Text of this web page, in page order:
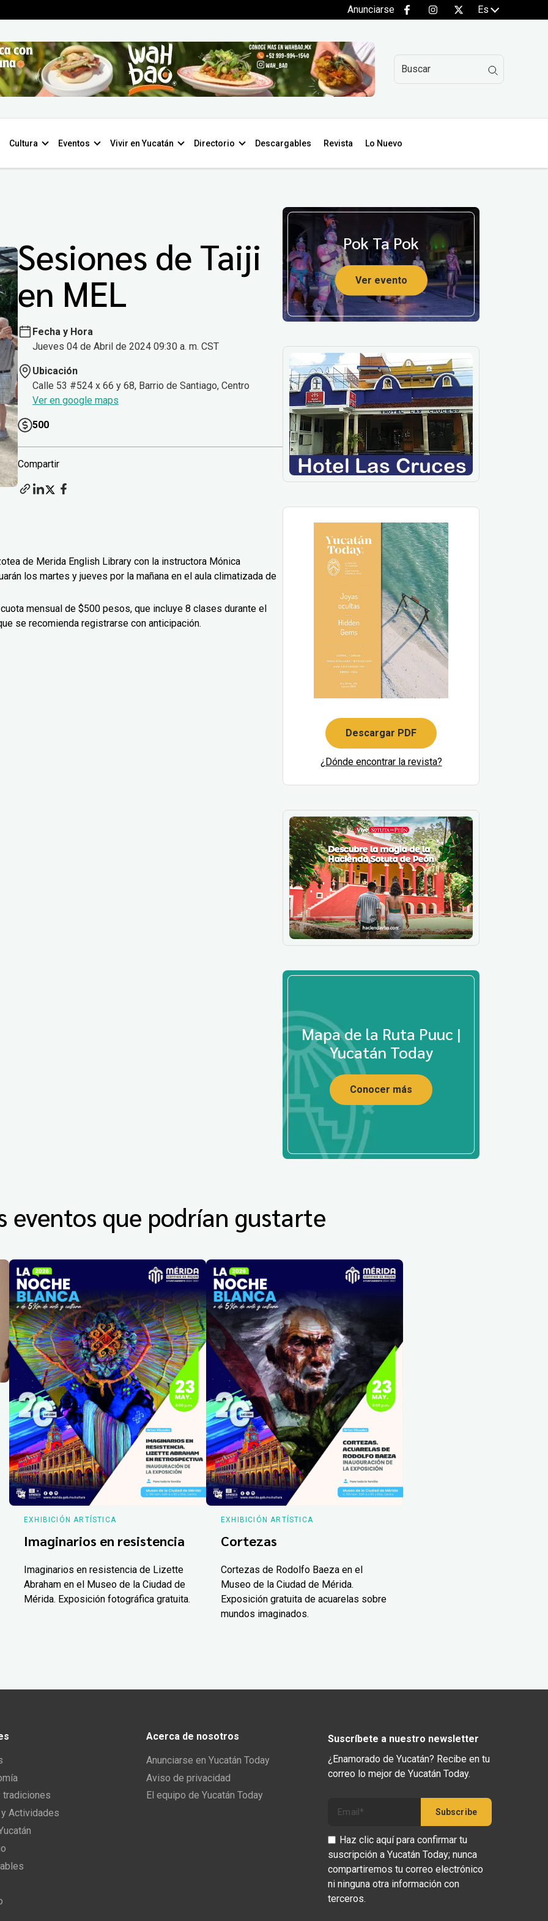
Anunciarse Es
Cultura Eventos Vivir en Yucatán Directorio Descargables Revista Lo Nuevo
Sesiones de Taiji
en MEL
Fecha y Hora
Jueves 04 de Abril de 2024 09:30 a. m. CST
Ubicación
Calle 53 #524 x 66 y 68, Barrio de Santiago, Centro
Ver en google maps
500
Compartir
de Merida English Library con la instructora Mónica
los martes y jueves por la mañana en el aula climatizada de
mensual de $500 pesos, que incluye 8 clases durante el
se recomienda registrarse con anticipación.
Pok Ta Pok
Ver evento
Descargar PDF
¿Dónde encontrar la revista?
Mapa de la Ruta Puuc |
Yucatán Today
Conocer más
eventos que podrían gustarte
EXHIBICIÓN ARTÍSTICA
Imaginarios en resistencia
Imaginarios en resistencia de Lizette
Abraham en el Museo de la Ciudad de
Mérida. Exposición fotográfica gratuita.
EXHIBICIÓN ARTÍSTICA
Cortezas
Cortezas de Rodolfo Baeza en el
Museo de la Ciudad de Mérida.
Exposición gratuita de acuarelas sobre
mundos imaginados.
tradiciones
Actividades
Acerca de nosotros
Anunciarse en Yucatán Today
Aviso de privacidad
El equipo de Yucatán Today
Suscríbete a nuestro newsletter
¿Enamorado de Yucatán? Recibe en tu
correo lo mejor de Yucatán Today.
Haz clic aquí para confirmar tu
suscripción a Yucatán Today; nunca
compartiremos tu correo electrónico
ni ninguna otra información con
terceros.